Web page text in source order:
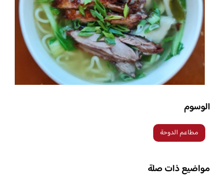
الوسوم
مطاعم الدوحة
مواضيع ذات صلة